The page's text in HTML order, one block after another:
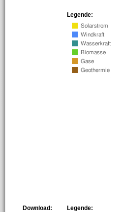
Legende:
Legende:
Download: